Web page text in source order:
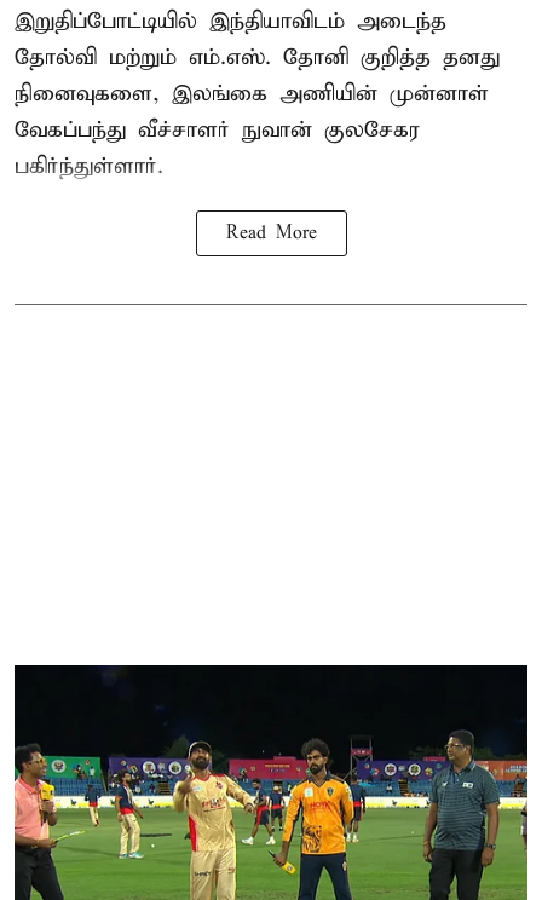
இறுதிப்போட்டியில் இந்தியாவிடம் அடைந்த
தோல்வி மற்றும் எம்.எஸ். தோனி குறித்த தனது
நினைவுகளை, இலங்கை அணியின் முன்னாள்
வேகப்பந்து வீச்சாளர் நுவான் குலசேகர
பகிர்ந்துள்ளார்.
Read More